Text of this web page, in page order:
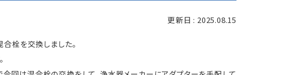
更新日 : 2025.08.15
栓を交換しました。